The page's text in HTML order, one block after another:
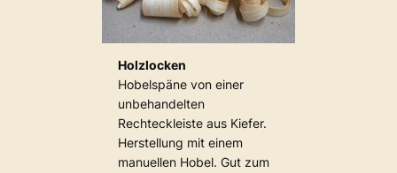
Holzlocken
Hobelspäne von einer
unbehandelten
Rechteckleiste aus Kiefer.
Herstellung mit einem
manuellen Hobel. Gut zum